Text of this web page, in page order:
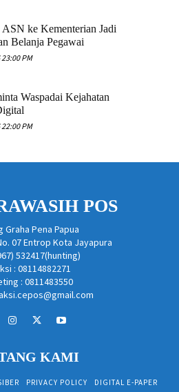
ASN ke Kementerian Jadi
Belanja Pegawai
PM
Waspadai Kejahatan
PM
POS
Graha Pena Papua
07 Entrop Kota Jayapura
532417(hunting)
: 08114882271
: 0811483550
KAMI
PRIVACY POLICY DIGITAL E-PAPER